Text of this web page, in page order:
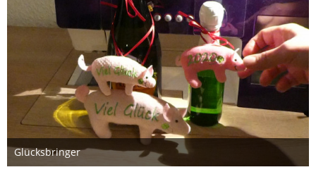
Glücksbringer
29. Dezember 2019